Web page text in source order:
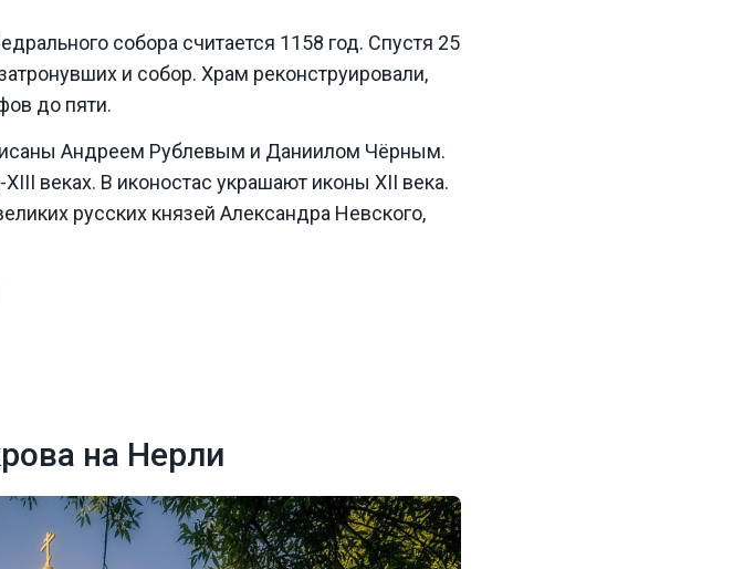
собора считается 1158 год. Спустя 25
и собор. Храм реконструировали,
до пяти.
Андреем Рублевым и Даниилом Чёрным.
веках. В иконостас украшают иконы XII века.
русских князей Александра Невского,
на Нерли